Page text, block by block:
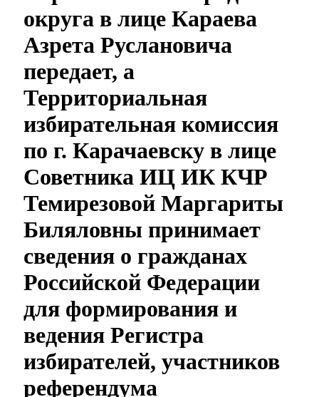
округа в лице Караева
Азрета Руслановича
передает, а
Территориальная
избирательная комиссия
по г. Карачаевску в лице
Советника ИЦ ИК КЧР
Темирезовой Маргариты
Биляловны принимает
сведения о гражданах
Российской Федерации
для формирования и
ведения Регистра
избирателей, участников
референдума
Городская Среда